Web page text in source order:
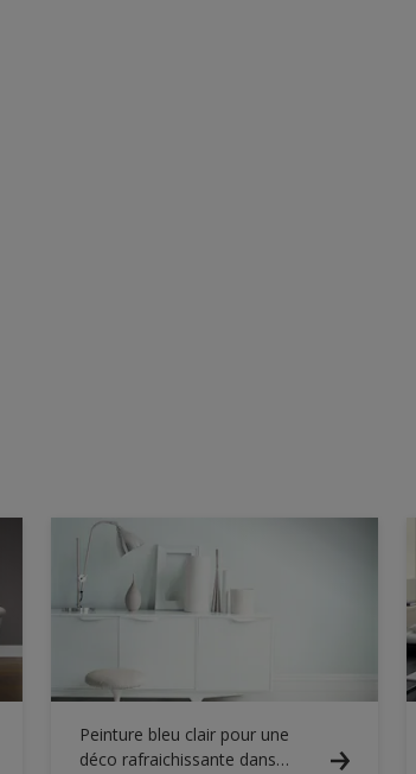
Peinture bleu clair pour une
déco rafraichissante dans